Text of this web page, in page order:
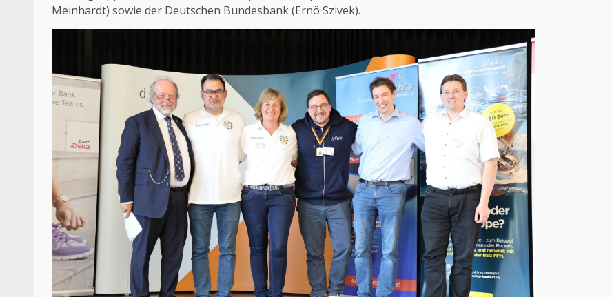
Meinhardt) sowie der Deutschen Bundesbank (Ernö Szivek).